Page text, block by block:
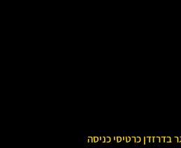
בדרזדן כרטיסי כניסה